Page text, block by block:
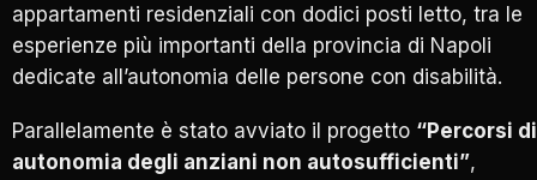
appartamenti residenziali con dodici posti letto, tra le
esperienze più importanti della provincia di Napoli
dedicate all’autonomia delle persone con disabilità.
Parallelamente è stato avviato il progetto “Percorsi di
autonomia degli anziani non autosufficienti”,